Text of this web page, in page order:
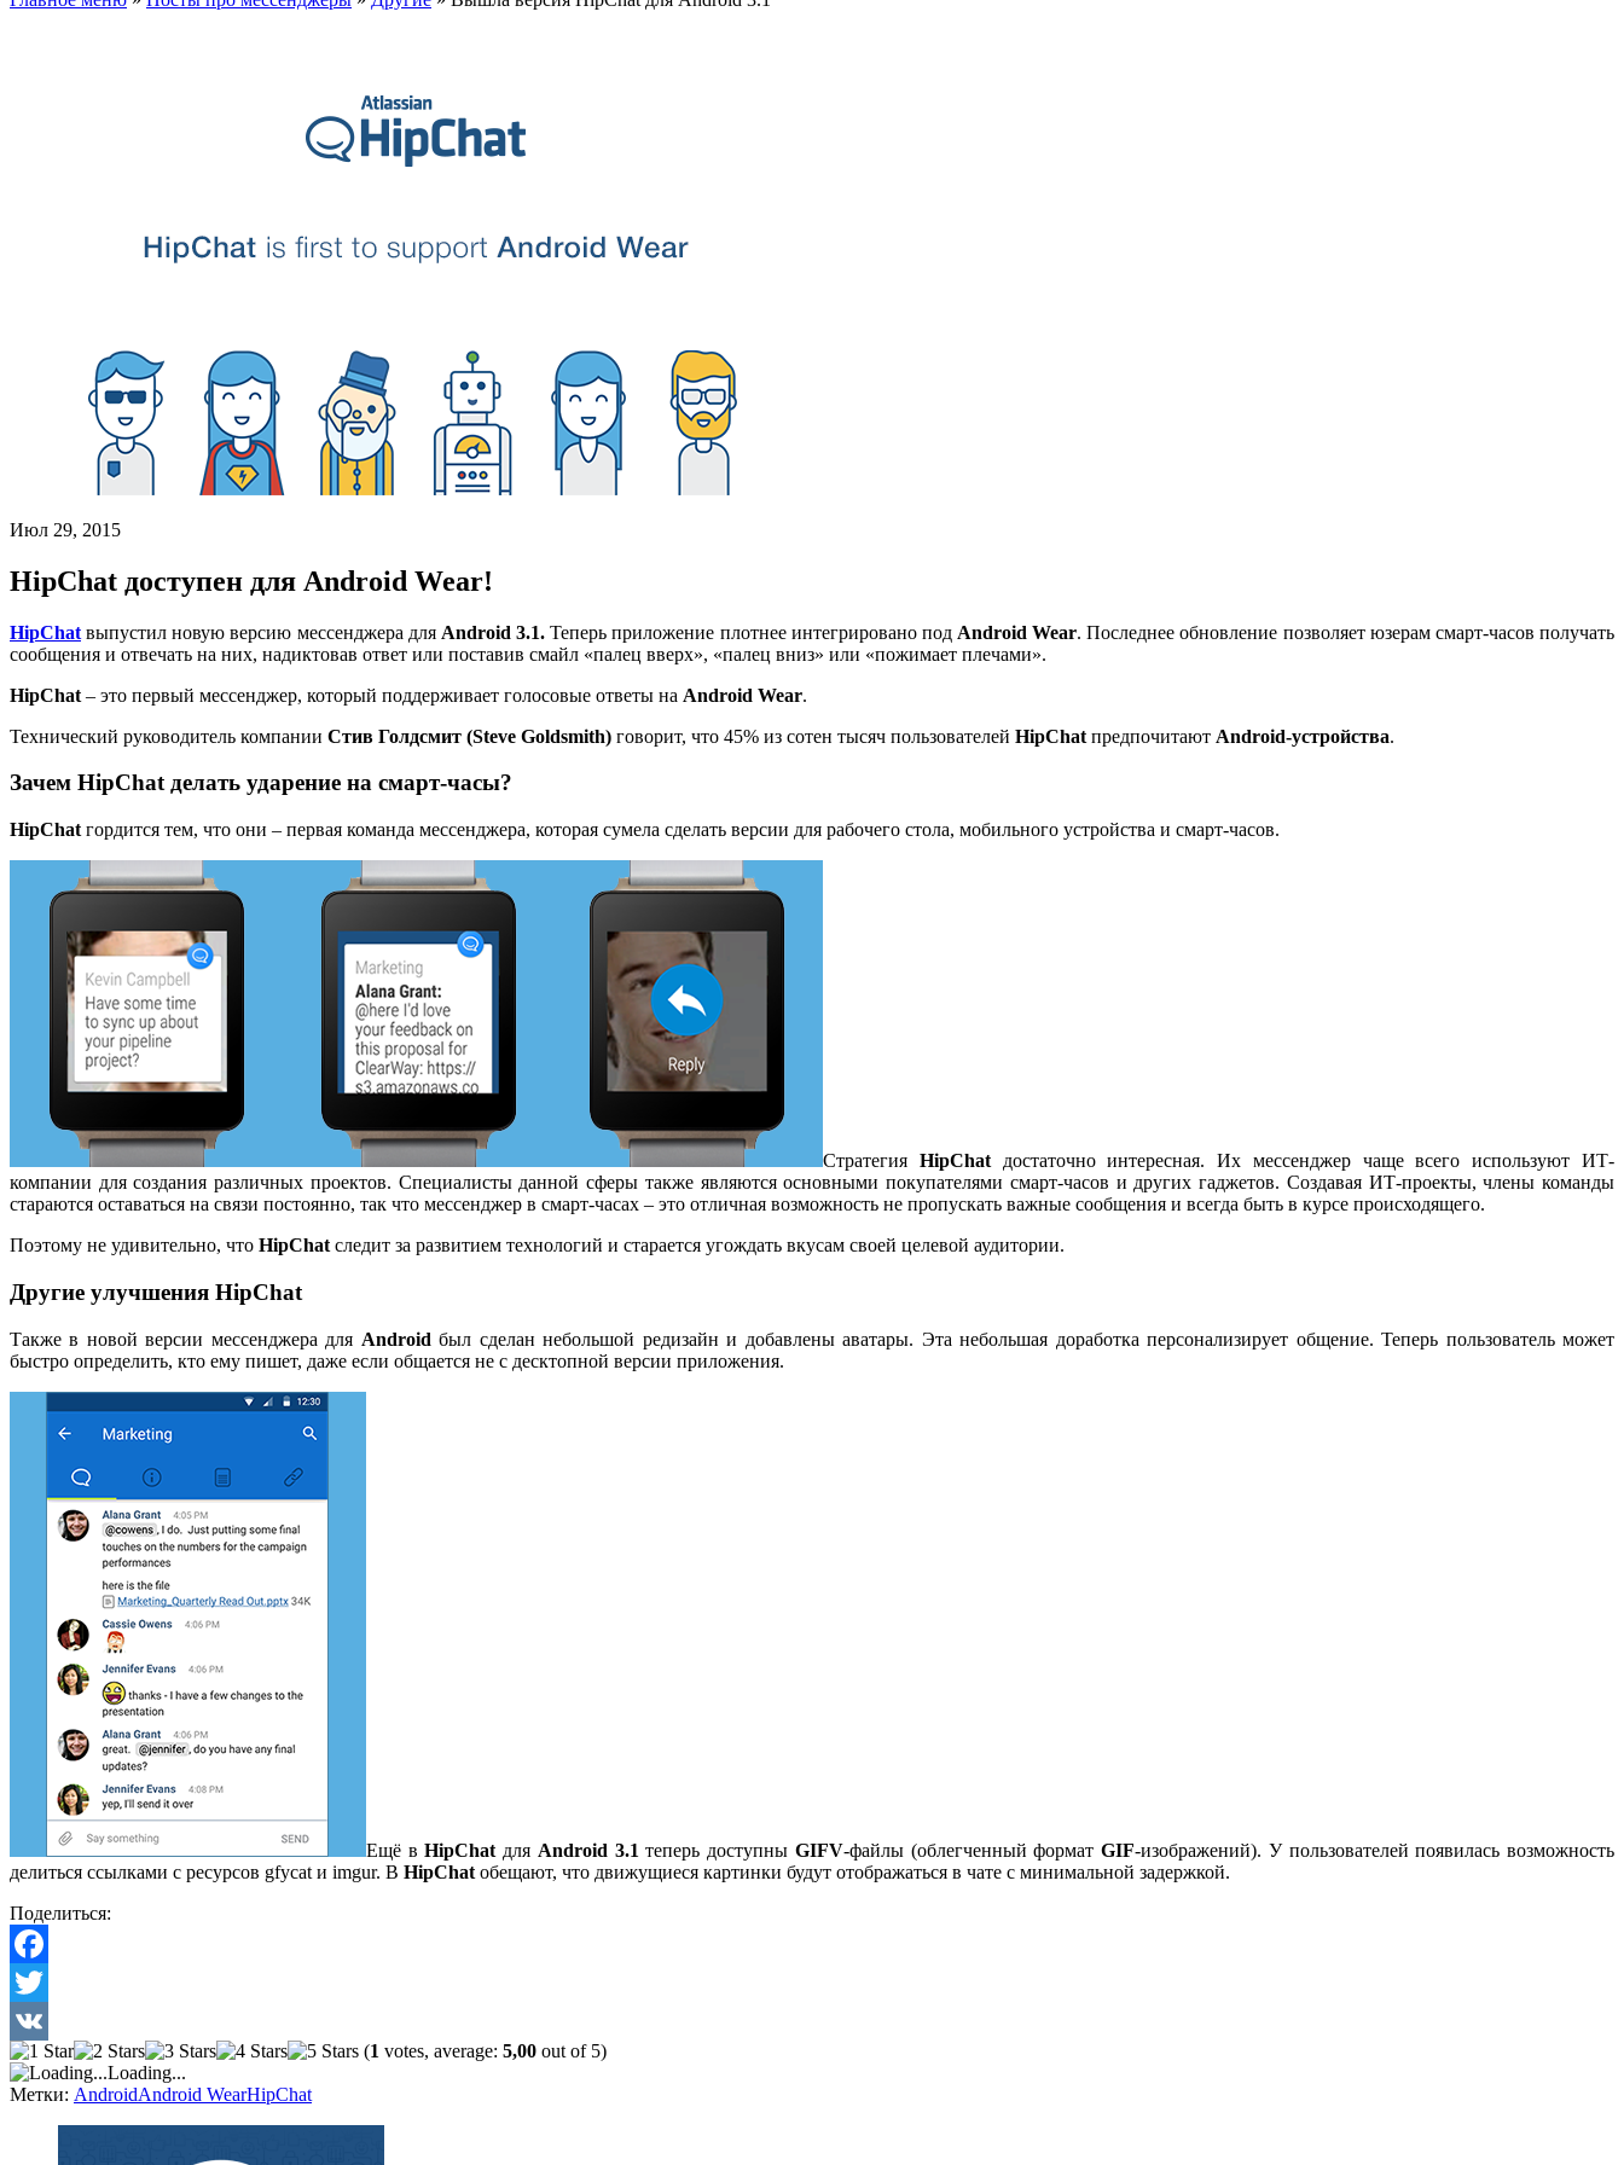
Июл 29, 2015
HipChat доступен для Android Wear!
HipChat выпустил новую версию мессенджера для Android 3.1. Теперь приложение плотнее интегрировано под Android Wear. Последнее обновление позволяет юзерам смарт-часов получать
сообщения и отвечать на них, надиктовав ответ или поставив смайл «палец вверх», «палец вниз» или «пожимает плечами».
HipChat – это первый мессенджер, который поддерживает голосовые ответы на Android Wear.
Технический руководитель компании Стив Голдсмит (Steve Goldsmith) говорит, что 45% из сотен тысяч пользователей HipChat предпочитают Android-устройства.
Зачем HipChat делать ударение на смарт-часы?
HipChat гордится тем, что они – первая команда мессенджера, которая сумела сделать версии для рабочего стола, мобильного устройства и смарт-часов.
Стратегия HipChatдостаточно интересная. Их мессенджер чаще всего используют ИТ-
компании для создания различных проектов. Специалисты данной сферы также являются основными покупателями смарт-часов и других гаджетов. Создавая ИТ-проекты, члены команды
стараются оставаться на связи постоянно, так что мессенджер в смарт-часах – это отличная возможность не пропускать важные сообщения и всегда быть в курсе происходящего.
Поэтому не удивительно, что HipChat следит за развитием технологий и старается угождать вкусам своей целевой аудитории.
Другие улучшения HipChat
Также в новой версии мессенджера для Android был сделан небольшой редизайн и добавлены аватары. Эта небольшая доработка персонализирует общение. Теперь пользователь может
быстро определить, кто ему пишет, даже если общается не с десктопной версии приложения.
Ещё вHipChat для Android 3.1 теперь доступны GIFV-файлы (облегченный форматGIF-изображений). У пользователей появилась возможность
делиться ссылками с ресурсов gfycat и imgur. В HipChat обещают, что движущиеся картинки будут отображаться в чате с минимальной задержкой.
Поделиться:
Facebook
Twitter
VK
(1 votes, average: 5,00 out of 5)
Loading...
Метки: AndroidAndroid WearHipChat